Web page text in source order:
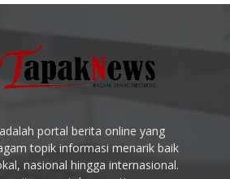
portal berita online yang
topik informasi menarik baik
nasional hingga internasional.